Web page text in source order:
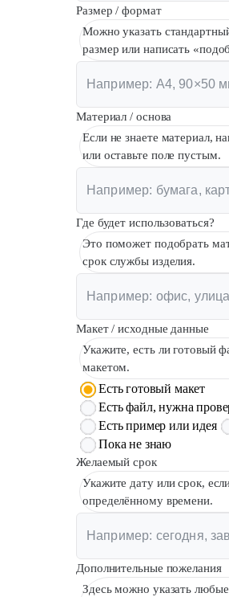
Размер / формат
Можно указать
размер или написать
Материал / основа
Если не знаете материал,
или оставьте поле пустым.
Где будет использоваться?
Это поможет подобрать
срок службы изделия.
Макет / исходные данные
Укажите, есть ли готовый
макетом.
Есть готовый макет
Есть файл, нужна
Есть пример или идея
Пока не знаю
Желаемый срок
Укажите дату или срок,
определённому времени.
Дополнительные пожелания
Здесь можно указать любые